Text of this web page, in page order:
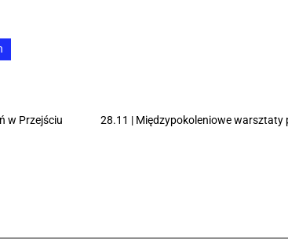
w Przejściu
28.11 | Międzypokoleniowe warsztaty